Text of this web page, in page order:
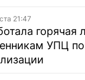
21:47
УПЦ